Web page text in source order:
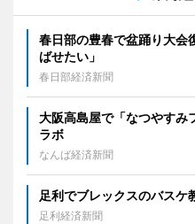
春日部の豊春で盆踊り大
ばせたい」
春日部経済新聞
大阪高島屋で「なつやす
ラボ
なんば経済新聞
足利でブレックスのバス
足利経済新聞